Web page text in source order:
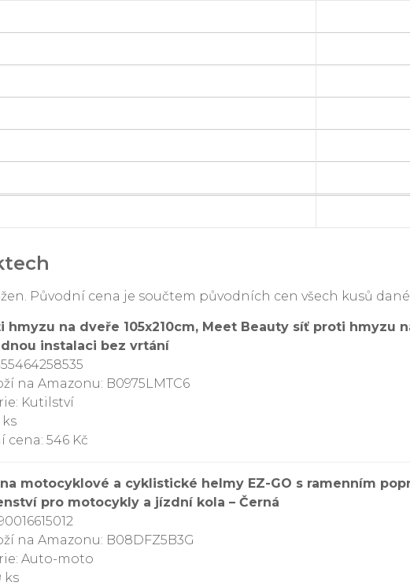
Původní cena je součtem původních cen všech kusů
hmyzu na dveře 105x210cm, Meet Beauty síť proti
instalaci bez vrtání
na Amazonu: B0975LMTC6
Kutilství
ks
cena: 546 Kč
na motocyklové a cyklistické helmy EZ-GO s ramenním
pro motocykly a jízdní kola – Černá
na Amazonu: B08DFZ5B3G
Auto-moto
ks